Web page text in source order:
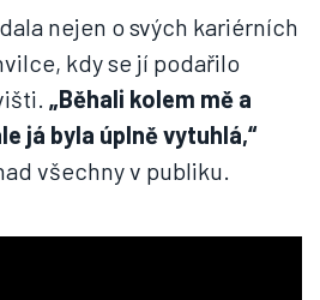
nejen o svých kariérních
kdy se jí podařilo
„Běhali kolem mě a
já byla úplně vytuhlá,“
všechny v publiku.